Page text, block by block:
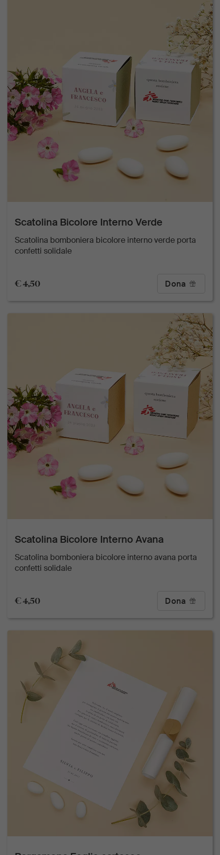
Scatolina Bicolore Interno Verde
Scatolina bomboniera bicolore interno verde porta
confetti solidale
€ 4,50 Dona
Scatolina Bicolore Interno Avana
Scatolina bomboniera bicolore interno avana porta
confetti solidale
€ 4,50 Dona